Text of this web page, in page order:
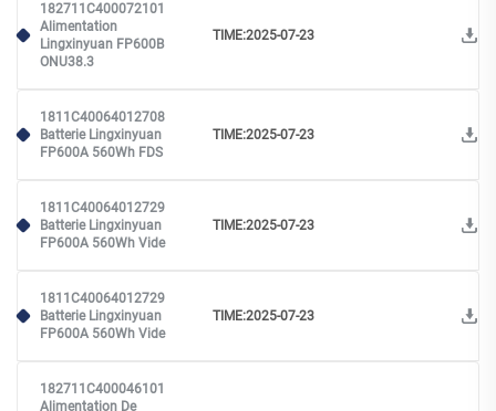
182711C400072101
Alimentation
Lingxinyuan FP600B
ONU38.3
TIME:2025-07-23
1811C40064012708
Batterie Lingxinyuan
FP600A 560Wh FDS
TIME:2025-07-23
1811C40064012729
Batterie Lingxinyuan
FP600A 560Wh Vide
TIME:2025-07-23
1811C40064012729
Batterie Lingxinyuan
FP600A 560Wh Vide
TIME:2025-07-23
182711C400046101
Alimentation De